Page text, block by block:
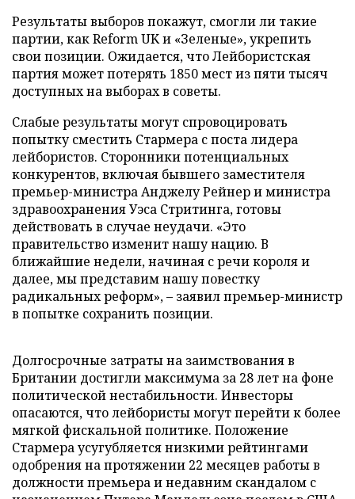
Результаты выборов покажут, смогли ли такие
партии, как Reform UK и «Зеленые», укрепить
свои позиции. Ожидается, что Лейбористская
партия может потерять 1850 мест из пяти тысяч
доступных на выборах в советы.
Слабые результаты могут спровоцировать
попытку сместить Стармера с поста лидера
лейбористов. Сторонники потенциальных
конкурентов, включая бывшего заместителя
премьер-министра Анджелу Рейнер и министра
здравоохранения Уэса Стритинга, готовы
действовать в случае неудачи. «Это
правительство изменит нашу нацию. В
ближайшие недели, начиная с речи короля и
далее, мы представим нашу повестку
радикальных реформ», – заявил премьер-министр
в попытке сохранить позиции.
Долгосрочные затраты на заимствования в
Британии достигли максимума за 28 лет на фоне
политической нестабильности. Инвесторы
опасаются, что лейбористы могут перейти к более
мягкой фискальной политике. Положение
Стармера усугубляется низкими рейтингами
одобрения на протяжении 22 месяцев работы в
должности премьера и недавним скандалом с